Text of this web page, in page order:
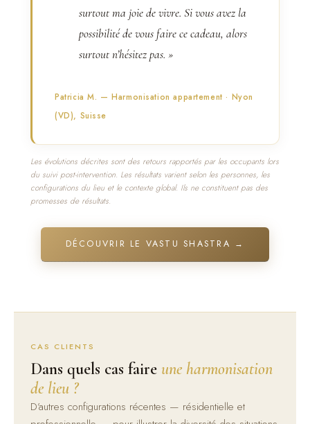
surtout ma joie de vivre. Si vous avez la
possibilité de vous faire ce cadeau, alors
surtout n’hésitez pas. »
Patricia M. — Harmonisation appartement · Nyon
(VD), Suisse
Les évolutions décrites sont des retours rapportés par les occupants lors
du suivi post-intervention. Les résultats varient selon les personnes, les
configurations du lieu et le contexte global. Ils ne constituent pas des
promesses de résultats.
DÉCOUVRIR LE VASTU SHASTRA →
CAS CLIENTS
Dans quels cas faire une harmonisation
de lieu ?
D’autres configurations récentes — résidentielle et